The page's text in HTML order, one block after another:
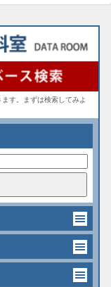
す。まずは検索してみよ